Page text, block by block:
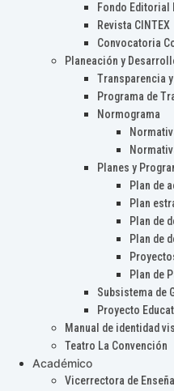
Fondo Editorial
Revista CINTEX
Convocatoria
Planeación y
Transparencia
Programa de
Normograma
Planes y
Plan de
Plan
Plan de
Plan de
Plan de
Subsistema de
Proyecto
Manual de identidad
Teatro La Convención
Académico
Vicerrectora de